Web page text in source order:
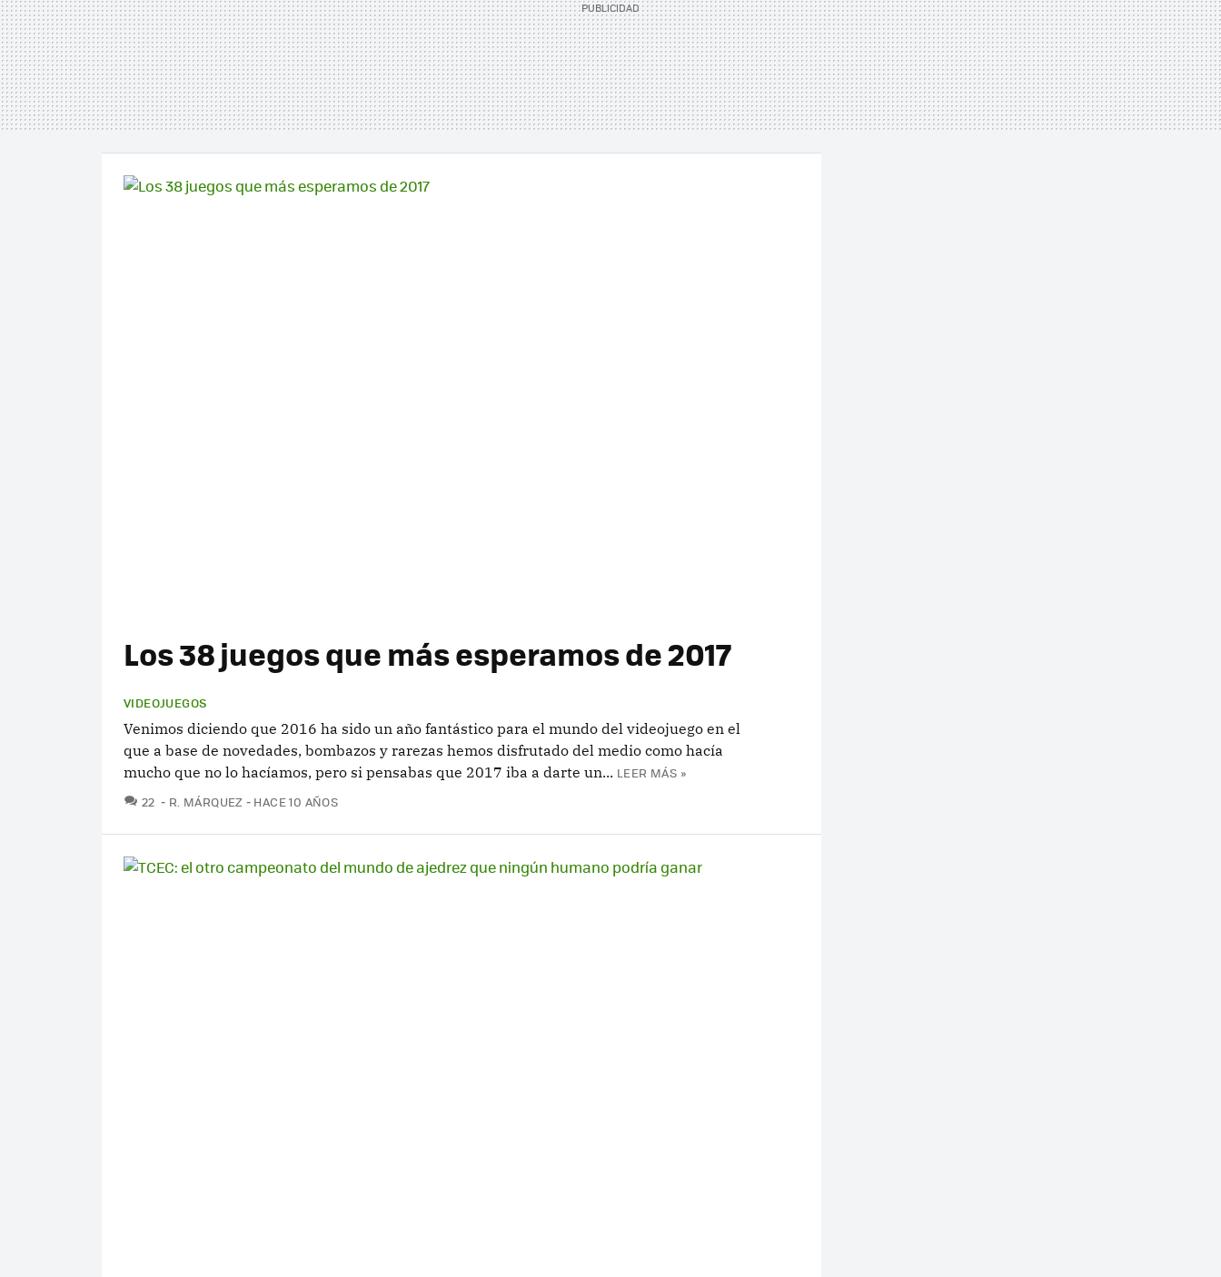
Los 38 juegos que más esperamos de 2017
VIDEOJUEGOS
Venimos diciendo que 2016 ha sido un año fantástico para el mundo del videojuego en el
que a base de novedades, bombazos y rarezas hemos disfrutado del medio como hacía
mucho que no lo hacíamos, pero si pensabas que 2017 iba a darte un... LEER MÁS »
22 COMENTARIOS
R. MÁRQUEZ HACE 10 AÑOS